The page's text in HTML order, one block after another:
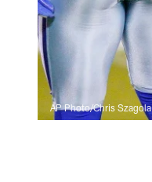
AP Photo/Chris Szagola